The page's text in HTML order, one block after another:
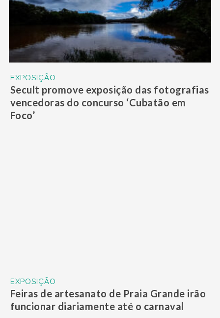
EXPOSIÇÃO
Secult promove exposição das fotografias
vencedoras do concurso ‘Cubatão em
Foco’
EXPOSIÇÃO
Feiras de artesanato de Praia Grande irão
funcionar diariamente até o carnaval